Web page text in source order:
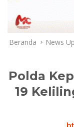
Beranda News
Polda
19